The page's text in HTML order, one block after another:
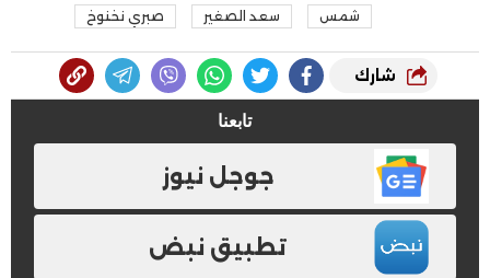
شمس سعد الصغير صبري نخنوخ
شارك
تابعنا
جوجل نيوز
تطبيق نبض